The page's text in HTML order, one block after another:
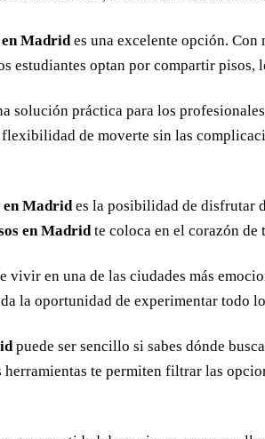
Madrid es una excelente opción. Con
estudiantes optan por compartir
solución práctica para los
de moverte sin las
en Madrides la posibilidad de disfrutar
en Madridte coloca en el corazón
vivir en una de las ciudades más
la oportunidad de experimentar todo
puede ser sencillo si sabes dónde
te permiten filtrar las